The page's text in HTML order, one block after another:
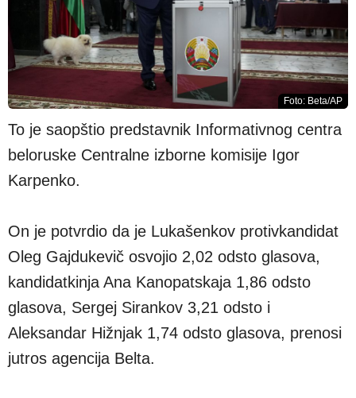
Foto: Beta/AP
To je saopštio predstavnik Informativnog centra
beloruske Centralne izborne komisije Igor
Karpenko.
On je potvrdio da je Lukašenkov protivkandidat
Oleg Gajdukevič osvojio 2,02 odsto glasova,
kandidatkinja Ana Kanopatskaja 1,86 odsto
glasova, Sergej Sirankov 3,21 odsto i
Aleksandar Hižnjak 1,74 odsto glasova, prenosi
jutros agencija Belta.